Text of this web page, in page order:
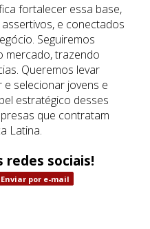
fortalecer essa base,
e conectados
Seguiremos
mercado, trazendo
Queremos levar
selecionar jovens e
estratégico desses
que contratam
Latina.
redes sociais!
Enviar por e-mail